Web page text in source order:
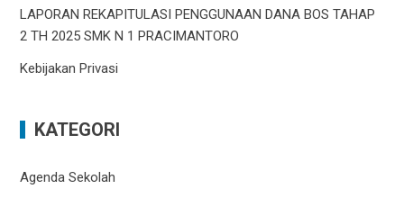
LAPORAN REKAPITULASI PENGGUNAAN DANA BOS TAHAP
2 TH 2025 SMK N 1 PRACIMANTORO
Kebijakan Privasi
KATEGORI
Agenda Sekolah